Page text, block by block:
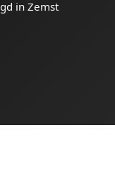
in Zemst